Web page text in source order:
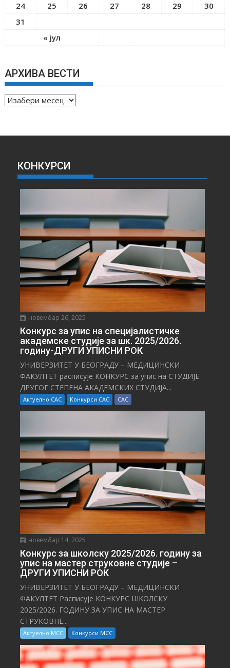
« јул
24
25 26 27 28 29
30
31
АРХИВА ВЕСТИ
А
И
КОНКУРСИ
новембар 26, 2025
Конкурс за упис на специјалистичке
академске студије за шк. 2025/2026.
годину-ДРУГИ УПИСНИ РОК
УНИВЕРЗИТЕТ У БЕОГРАДУ – МЕДИЦИНСКИ
ФАКУЛТЕТ расписује КОНКУРС за упис на СТУДИЈЕ
ДРУГОГ СТЕПЕНА АКАДЕМСКИХ СТУДИЈА...
Актуелно САС Конкурси САС САС
новембар 14, 2025
Конкурс за школску 2025/⁠2026. годину за
упис на мастер струковне студије –
ДРУГИ УПИСНИ РОК
УНИВЕРЗИТЕТ У БЕОГРАДУ – МЕДИЦИНСКИ
ФАКУЛТЕТ Расписује КОНКУРС ШКОЛСКУ
2025/⁠2026. ГОДИНУ ЗА УПИС НА МАСТЕР
СТРУКОВНЕ...
Актуелно МСС Конкурси МСС